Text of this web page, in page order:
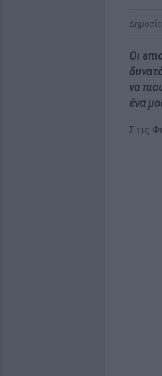
Οι
να
ένα
Στις